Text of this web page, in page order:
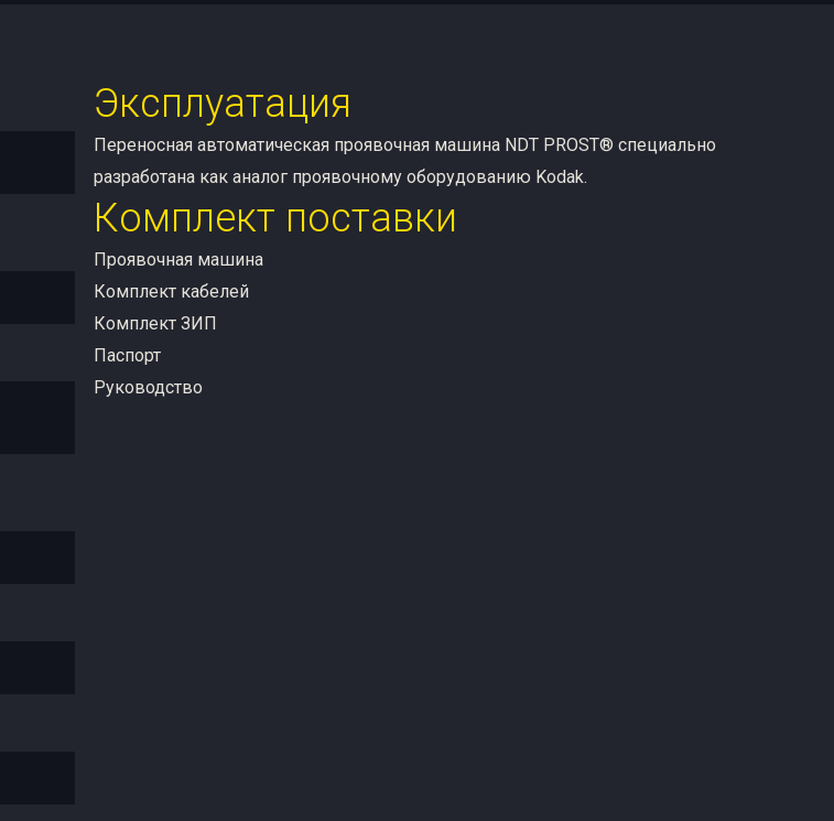
Эксплуатация
Переносная автоматическая проявочная машина NDT PROST® специально
разработана как аналог проявочному оборудованию Kodak.
Комплект поставки
Проявочная машина
Комплект кабелей
Комплект ЗИП
Паспорт
Руководство